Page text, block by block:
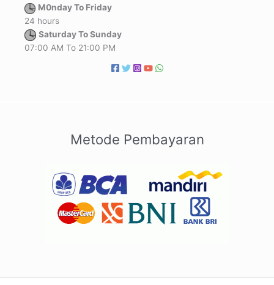
M0nday To Friday
24 hours
Saturday To Sunday
07:00 AM To 21:00 PM
Metode Pembayaran